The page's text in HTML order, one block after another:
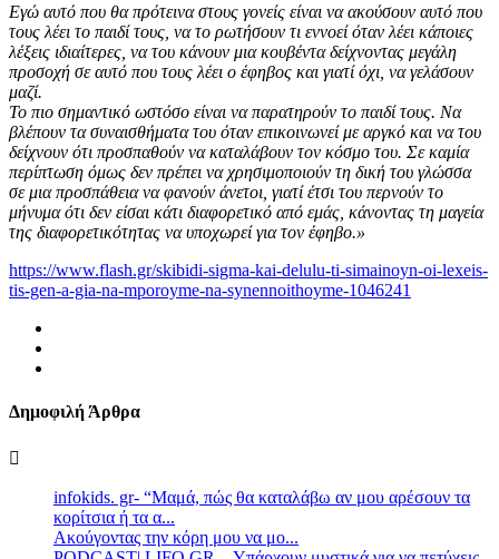
Εγώ αυτό που θα πρότεινα στους γονείς είναι να ακούσουν αυτό που
τους λέει το παιδί τους, να το ρωτήσουν τι εννοεί όταν λέει κάποιες
λέξεις ιδιαίτερες, να του κάνουν μια κουβέντα δείχνοντας μεγάλη
προσοχή σε αυτό που τους λέει ο έφηβος και γιατί όχι, να γελάσουν
μαζί.
Το πιο σημαντικό ωστόσο είναι να παρατηρούν το παιδί τους. Να
βλέπουν τα συναισθήματα του όταν επικοινωνεί με αργκό και να του
δείχνουν ότι προσπαθούν να καταλάβουν τον κόσμο του. Σε καμία
περίπτωση όμως δεν πρέπει να χρησιμοποιούν τη δική του γλώσσα
σε μια προσπάθεια να φανούν άνετοι, γιατί έτσι του περνούν το
μήνυμα ότι δεν είσαι κάτι διαφορετικό από εμάς, κάνοντας τη μαγεία
της διαφορετικότητας να υποχωρεί για τον έφηβο.»
https://www.flash.gr/skibidi-sigma-kai-delulu-ti-simainoyn-oi-lexeis-
tis-gen-a-gia-na-mporoyme-na-synennoithoyme-1046241
Δημοφιλή Άρθρα
infokids. gr- “Μαμά, πώς θα καταλάβω αν μου αρέσουν τα
κορίτσια ή τα α...
Ακούγοντας την κόρη μου να μο...